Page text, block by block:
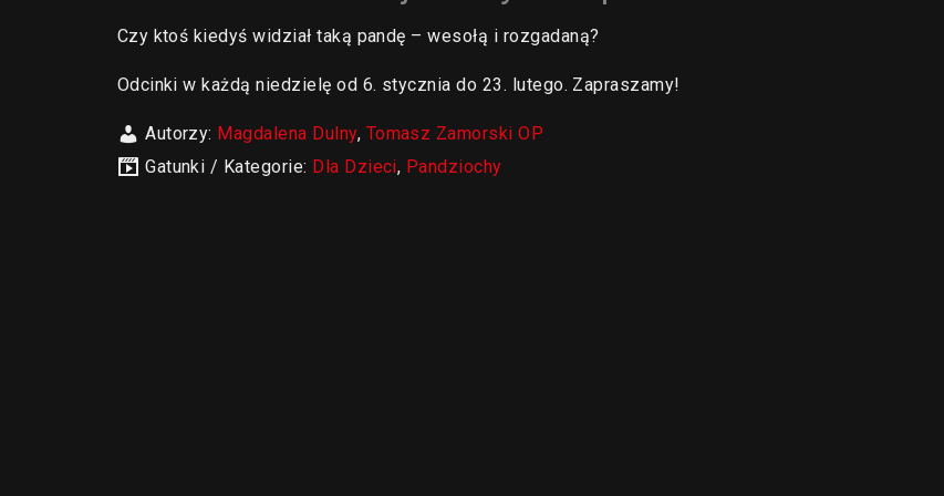
Czy ktoś kiedyś widział taką pandę – wesołą i rozgadaną?
Odcinki w każdą niedzielę od 6. stycznia do 23. lutego. Zapraszamy!
Autorzy: Magdalena Dulny, Tomasz Zamorski OP
Gatunki / Kategorie: Dla Dzieci, Pandziochy